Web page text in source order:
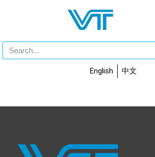
English 中文